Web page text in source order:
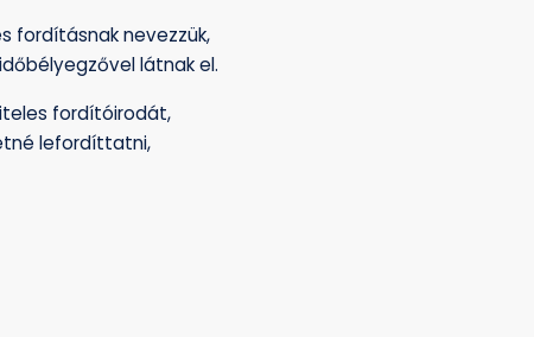
fordításnak nevezzük,
látnak el.
fordítóirodát,
lefordíttatni,